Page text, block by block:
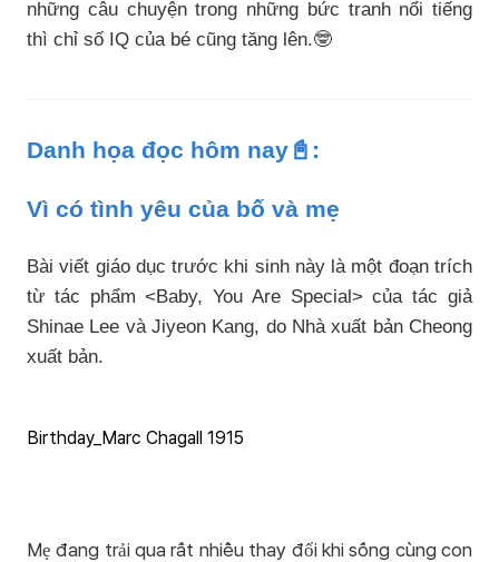
những câu chuyện trong những bức tranh nổi tiếng
thì chỉ số IQ của bé cũng tăng lên.🤓
Danh họa đọc hôm nay📓:
Vì có tình yêu của bố và mẹ
Bài viết giáo dục trước khi sinh này là một đoạn trích
từ tác phẩm <Baby, You Are Special> của tác giả
Shinae Lee và Jiyeon Kang, do Nhà xuất bản Cheong
xuất bản.
Birthday_Marc Chagall 1915
Mẹ đang trải qua rất nhiều thay đổi khi sống cùng con